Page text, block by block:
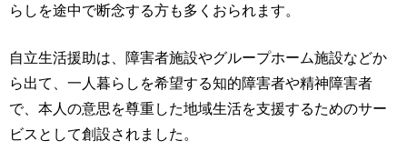
らしを途中で断念する方も多くおられます。
自立生活援助は、障害者施設やグループホーム施設などか
ら出て、一人暮らしを希望する知的障害者や精神障害者
で、本人の意思を尊重した地域生活を支援するためのサー
ビスとして創設されました。